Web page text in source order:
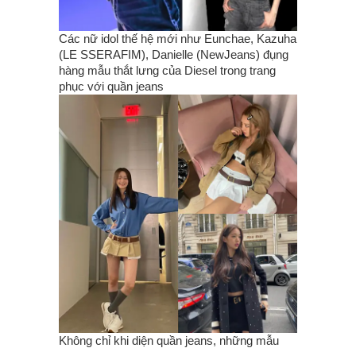
Các nữ idol thế hệ mới như Eunchae, Kazuha
(LE SSERAFIM), Danielle (NewJeans) đụng
hàng mẫu thắt lưng của Diesel trong trang
phục với quần jeans
Không chỉ khi diện quần jeans, những mẫu